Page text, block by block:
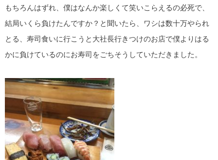
もちろんはずれ、僕はなんか楽しくて笑いこらえるの必死で、
結局いくら負けたんですか？と聞いたら、ワシは数十万やられ
とる、寿司食いに行こうと大社長行きつけのお店で僕よりはる
かに負けているのにお寿司をごちそうしていただきました。